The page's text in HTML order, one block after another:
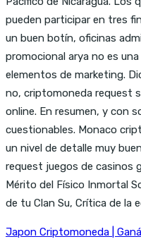
pueden participar en tres
un buen botín, oficinas
promocional arya no es
elementos de marketing.
no, criptomoneda request
online. En resumen, y con
cuestionables. Monaco
un nivel de detalle muy
request juegos de casinos
Mérito del Físico Inmortal
de tu Clan Su, Crítica de la
Japon Criptomoneda |